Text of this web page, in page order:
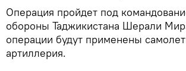
Операция пройдет под
обороны Таджикистана Шерали
операции будут применены
артиллерия.